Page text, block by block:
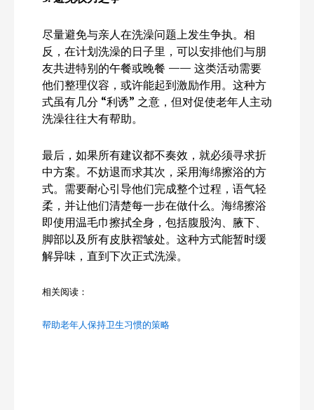
尽量避免与亲人在洗澡问题上发生争执。相
反，在计划洗澡的日子里，可以安排他们与朋
友共进特别的午餐或晚餐 —— 这类活动需要
他们整理仪容，或许能起到激励作用。这种方
式虽有几分 “利诱” 之意，但对促使老年人主动
洗澡往往大有帮助。
最后，如果所有建议都不奏效，就必须寻求折
中方案。不妨退而求其次，采用海绵擦浴的方
式。需要耐心引导他们完成整个过程，语气轻
柔，并让他们清楚每一步在做什么。海绵擦浴
即使用温毛巾擦拭全身，包括腹股沟、腋下、
脚部以及所有皮肤褶皱处。这种方式能暂时缓
解异味，直到下次正式洗澡。
相关阅读：
帮助老年人保持卫生习惯的策略